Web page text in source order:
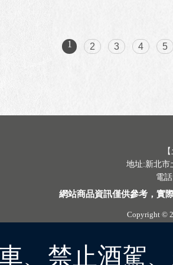
1 2 3 4 5
、禁止酒駕
地址:新北市
電
網站商品資訊僅供參考，實
Copyright ©